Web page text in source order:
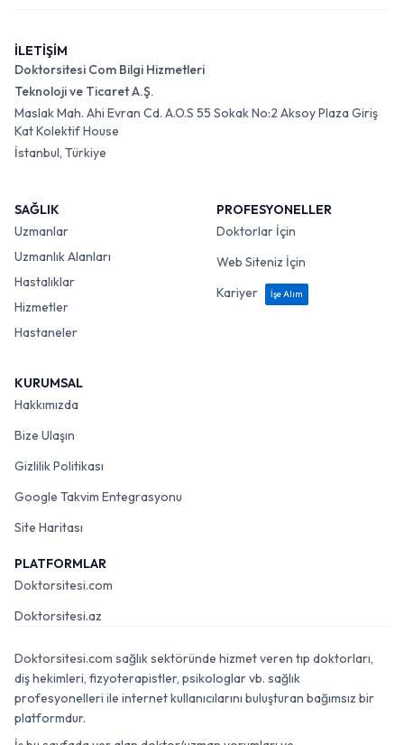
İLETİŞİM
Doktorsitesi Com Bilgi Hizmetleri
Teknoloji ve Ticaret A.Ş.
Maslak Mah. Ahi Evran Cd. A.O.S 55 Sokak No:2 Aksoy Plaza Giriş
Kat Kolektif House
İstanbul, Türkiye
SAĞLIK
Uzmanlar
Uzmanlık Alanları
Hastalıklar
Hizmetler
Hastaneler
PROFESYONELLER
Doktorlar İçin
Web Siteniz İçin
Kariyer
İşe Alım
KURUMSAL
Hakkımızda
Bize Ulaşın
Gizlilik Politikası
Google Takvim Entegrasyonu
Site Haritası
PLATFORMLAR
Doktorsitesi.com
Doktorsitesi.az
Doktorsitesi.com sağlık sektöründe hizmet veren tıp doktorları,
diş hekimleri, fizyoterapistler, psikologlar vb. sağlık
profesyonelleri ile internet kullanıcılarını buluşturan bağımsız bir
platformdur.